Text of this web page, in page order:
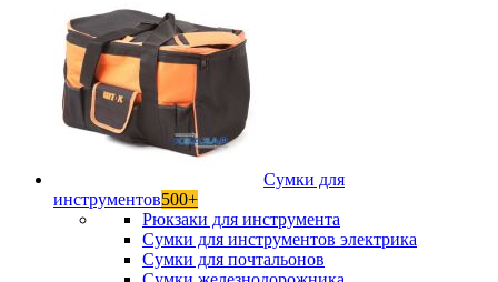
Сумки для
инструментов500+
Рюкзаки для инструмента
Сумки для инструментов электрика
Сумки для почтальонов